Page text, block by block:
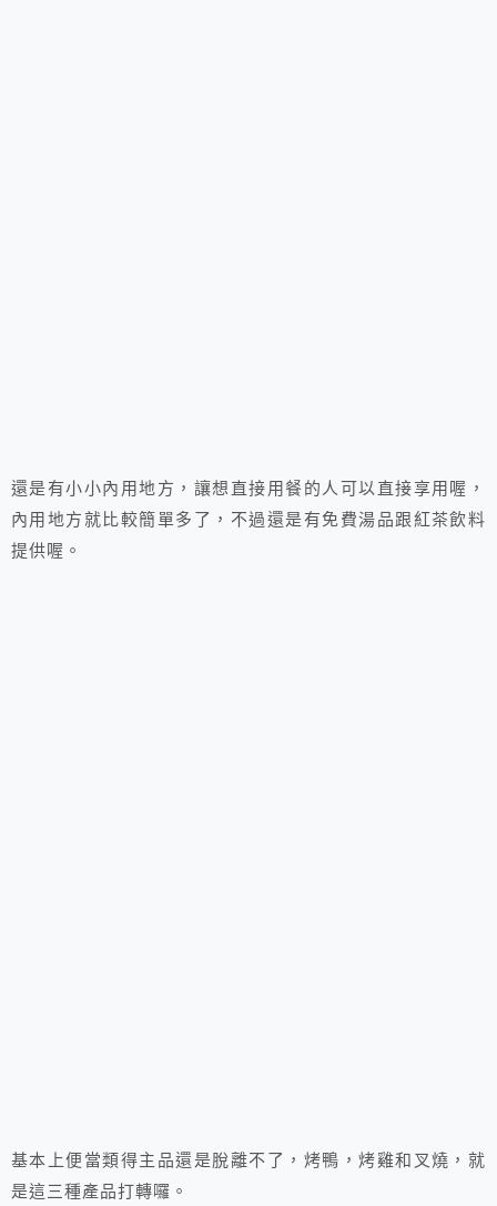
還是有小小內用地方，讓想直接用餐的人可以直接享用喔，
內用地方就比較簡單多了，不過還是有免費湯品跟紅茶飲料
提供喔。
基本上便當類得主品還是脫離不了，烤鴨，烤雞和叉燒，就
是這三種產品打轉囉。